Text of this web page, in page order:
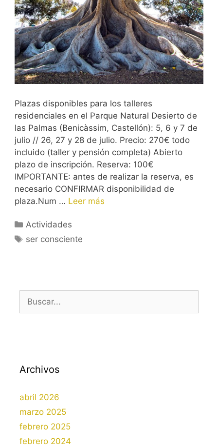
Plazas disponibles para los talleres
residenciales en el Parque Natural Desierto de
las Palmas (Benicàssim, Castellón): 5, 6 y 7 de
julio // 26, 27 y 28 de julio. Precio: 270€ todo
incluido (taller y pensión completa) Abierto
plazo de inscripción. Reserva: 100€
IMPORTANTE: antes de realizar la reserva, es
necesario CONFIRMAR disponibilidad de
plaza.Num … Leer más
Categorías
Actividades
Etiquetas
ser consciente
Buscar:
Archivos
abril 2026
marzo 2025
febrero 2025
febrero 2024